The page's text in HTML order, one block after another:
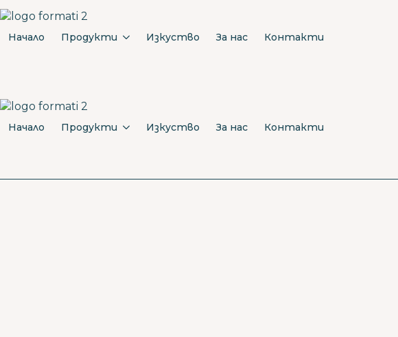
Начало Продукти Изкуство За нас Контакти
Начало Продукти Изкуство За нас Контакти